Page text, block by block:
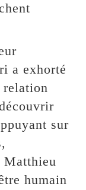
a exhorté
relation
sur
Matthieu
humain